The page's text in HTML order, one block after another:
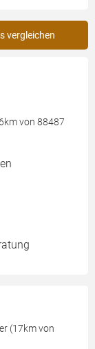
vergleichen
von 88487
(17km von